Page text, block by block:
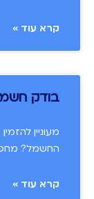
קרא עוד »
בודק חשמל
מעוניין
החשמל?
קרא עוד »